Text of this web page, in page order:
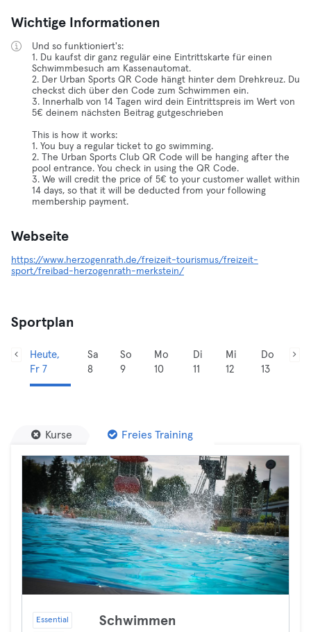
Wichtige Informationen
Und so funktioniert's:
1. Du kaufst dir ganz regulär eine Eintrittskarte für einen
Schwimmbesuch am Kassenautomat.
2. Der Urban Sports QR Code hängt hinter dem Drehkreuz. Du
checkst dich über den Code zum Schwimmen ein.
3. Innerhalb von 14 Tagen wird dein Eintrittspreis im Wert von
5€ deinem nächsten Beitrag gutgeschrieben
This is how it works:
1. You buy a regular ticket to go swimming.
2. The Urban Sports Club QR Code will be hanging after the
pool entrance. You check in using the QR Code.
3. We will credit the price of 5€ to your customer wallet within
14 days, so that it will be deducted from your following
membership payment.
Webseite
https://www.herzogenrath.de/freizeit-tourismus/freizeit-
sport/freibad-herzogenrath-merkstein/
Sportplan
Heute,
Fr 7
Sa
8
So
9
Mo
10
Di
11
Mi
12
Do
13
Kurse Freies Training
Essential Schwimmen